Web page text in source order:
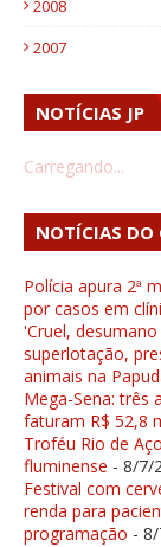
2008
2007
NOTÍCIAS JP
Carregando...
NOTÍCIAS DO
Polícia apura 2ª
por casos em
'Cruel,
superlotação,
animais na
Mega-Sena: três
faturam R$ 52,8
Troféu Rio de
fluminense - 8/7/
Festival com
renda para
programação -